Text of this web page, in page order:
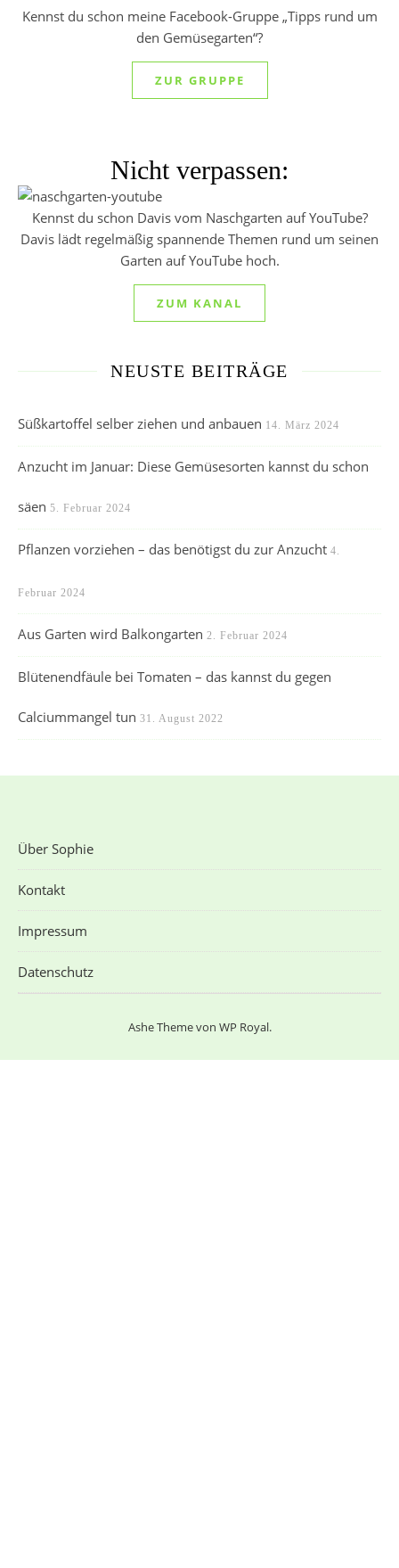
Kennst du schon meine Facebook-Gruppe „Tipps rund um
den Gemüsegarten“?
ZUR GRUPPE
Nicht verpassen:
Kennst du schon Davis vom Naschgarten auf YouTube?
Davis lädt regelmäßig spannende Themen rund um seinen
Garten auf YouTube hoch.
ZUM KANAL
NEUSTE BEITRÄGE
Süßkartoffel selber ziehen und anbauen 14. März 2024
Anzucht im Januar: Diese Gemüsesorten kannst du schon
säen 5. Februar 2024
Pflanzen vorziehen – das benötigst du zur Anzucht 4.
Februar 2024
Aus Garten wird Balkongarten 2. Februar 2024
Blütenendfäule bei Tomaten – das kannst du gegen
Calciummangel tun 31. August 2022
Über Sophie
Kontakt
Impressum
Datenschutz
Ashe Theme von WP Royal.